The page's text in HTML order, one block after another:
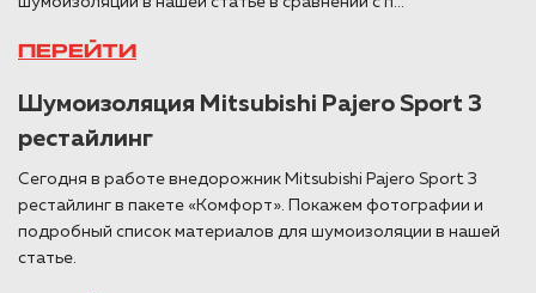
ПЕРЕЙТИ
Шумоизоляция Mitsubishi Pajero Sport 3
рестайлинг
Сегодня в работе внедорожник Mitsubishi Pajero Sport 3
рестайлинг в пакете «Комфорт». Покажем фотографии и
подробный список материалов для шумоизоляции в нашей
статье.